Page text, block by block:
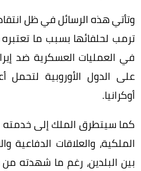
وتأتي هذه الرسائل في ظل
ترمب لحلفائها بسبب ما
في العمليات العسكرية ضد
على الدول الأوروبية لتحمل
أوكرانيا.
كما سيتطرق الملك إلى خدمته
الملكية، والعلاقات الدفاعية
بين البلدين، رغم ما شهدته من